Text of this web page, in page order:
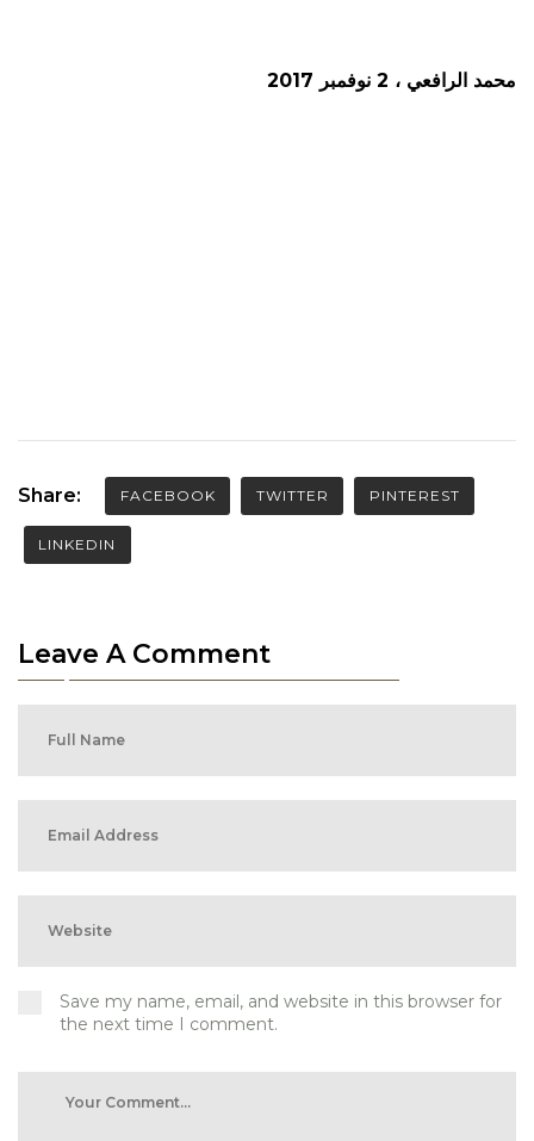
محمد الرافعي ، 2 نوفمبر 2017
Share: FACEBOOK TWITTER PINTEREST
LINKEDIN
Leave A Comment
Save my name, email, and website in this browser for
the next time I comment.